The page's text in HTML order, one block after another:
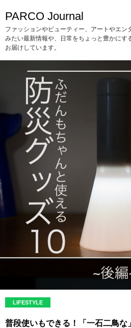
PARCO Journal
ファッションやビューティー、アートやエン
みたい最新情報や、日常をちょっと豊かにす
お届けしています。
LIFESTYLE
普段使いもできる！「一石二鳥な